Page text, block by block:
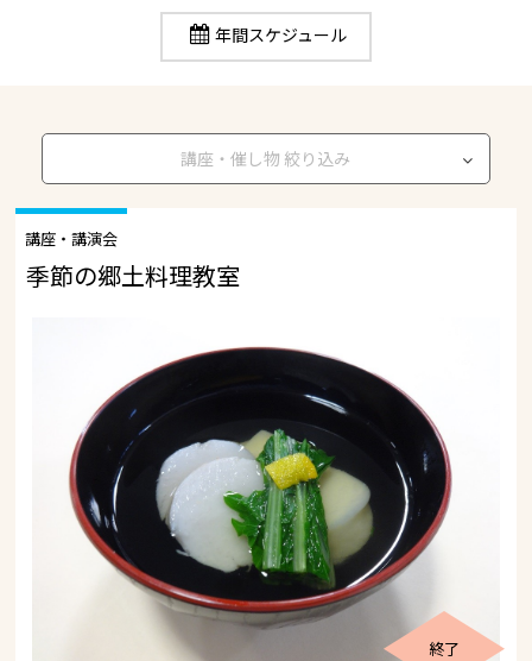
年間スケジュール
講座・催し物 絞り込み
講座・講演会
季節の郷土料理教室
終了